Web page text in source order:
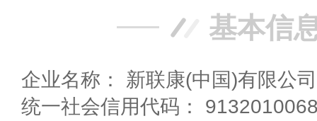
基本信
企业名称： 新联康(中国)有限公司
统一社会信用代码：